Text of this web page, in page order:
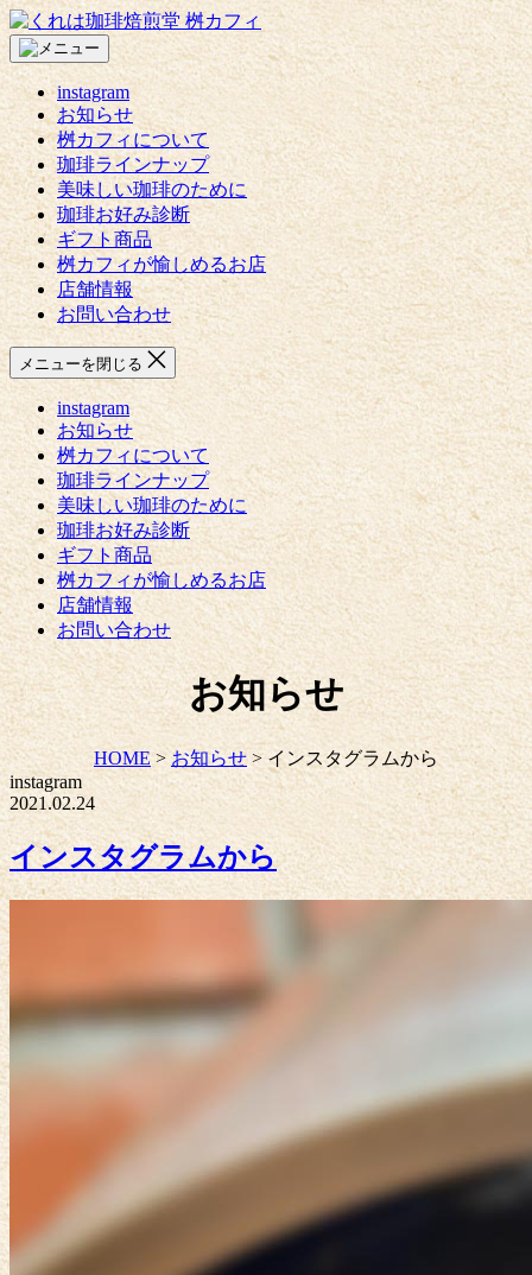
コ
ン
テ
ツ
へ
ス
キ
ッ
プ
れ
は
珈
琲
焙
煎
堂
桝
フ
instagram
お知らせ
桝カフィについて
珈琲ラインナップ
美味しい珈琲のために
珈琲お好み診断
ギフト商品
桝カフィが愉しめるお店
店舗情報
お問い合わせ
メニューを閉じる
instagram
お知らせ
桝カフィについて
珈琲ラインナップ
美味しい珈琲のために
珈琲お好み診断
ギフト商品
桝カフィが愉しめるお店
店舗情報
お問い合わせ
お知らせ
HOME> お知らせ> インスタグラムから
instagram
2021.02.24
インスタグラムから